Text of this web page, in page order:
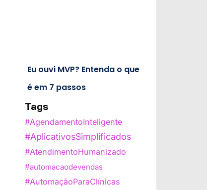
Eu ouvi MVP? Entenda o que
é em 7 passos
Tags
#AgendamentoInteligente
#AplicativosSimplificados
#AtendimentoHumanizado
#automacaodevendas
#AutomaçãoParaClínicas